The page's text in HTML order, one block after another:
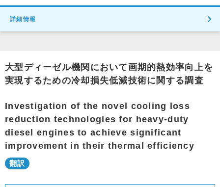
詳細情報
大型ディーゼル機関において画期的熱効率向上を
実現するための冷却損失低減技術に関する調査
Investigation of the novel cooling loss
reduction technologies for heavy-duty
diesel engines to achieve significant
improvement in their thermal efficiency